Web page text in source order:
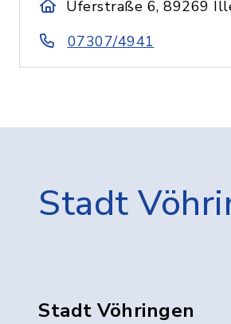
Uferstraße 6, 89269
07307/4941
Stadt
Stadt Vöhringen